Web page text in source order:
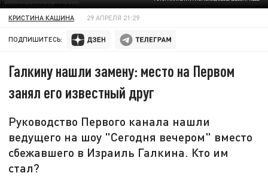
КРИСТИНА КАШИНА 29 АПРЕЛЯ 21:29
ПОДПИШИТЕСЬ:
Галкину нашли замену: место на Первом
занял его известный друг
Руководство Первого канала нашли
ведущего на шоу "Сегодня вечером" вместо
сбежавшего в Израиль Галкина. Кто им
стал?